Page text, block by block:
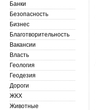
Банки
Безопасность
Бизнес
Благотворительность
Вакансии
Власть
Геология
Геодезия
Дороги
ЖКХ
Животные